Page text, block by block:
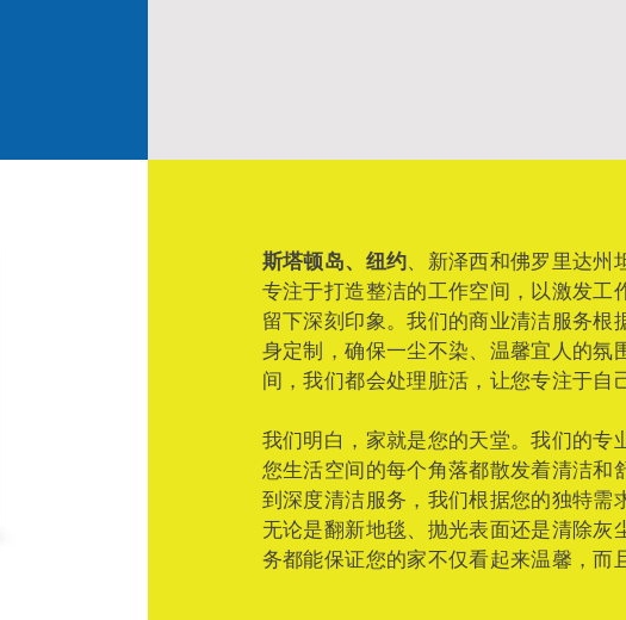
斯塔顿岛、纽约 、新泽西和佛罗里达州
专注于打造整洁的工作空间，以激发工
留下深刻印象。我们的商业清洁服务根
身定制，确保一尘不染、温馨宜人的氛
间，我们都会处理脏活，让您专注于自
我们明白，家就是您的天堂。我们的专
您生活空间的每个角落都散发着清洁和
到深度清洁服务，我们根据您的独特需
无论是翻新地毯、抛光表面还是清除灰
务都能保证您的家不仅看起来温馨，而